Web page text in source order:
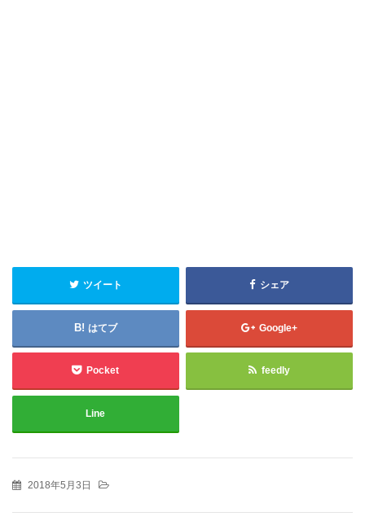
ツイート シェア
はてブ Google+
Pocket feedly
Line
2018年5月3日